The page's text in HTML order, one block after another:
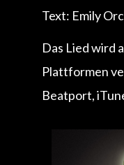
Text: Emily
Das Lied wird
Plattformen
Beatport,